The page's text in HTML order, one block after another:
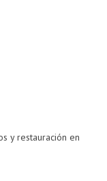
y restauración en